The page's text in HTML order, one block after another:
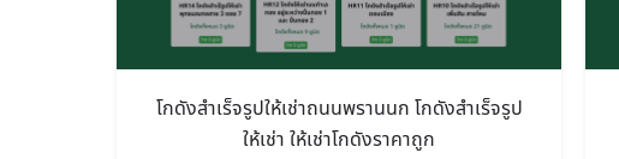
โกดังสำเร็จรูปให้เช่าถนนพรานนก โกดังสำเร็จรูป
ให้เช่า ให้เช่าโกดังราคาถูก